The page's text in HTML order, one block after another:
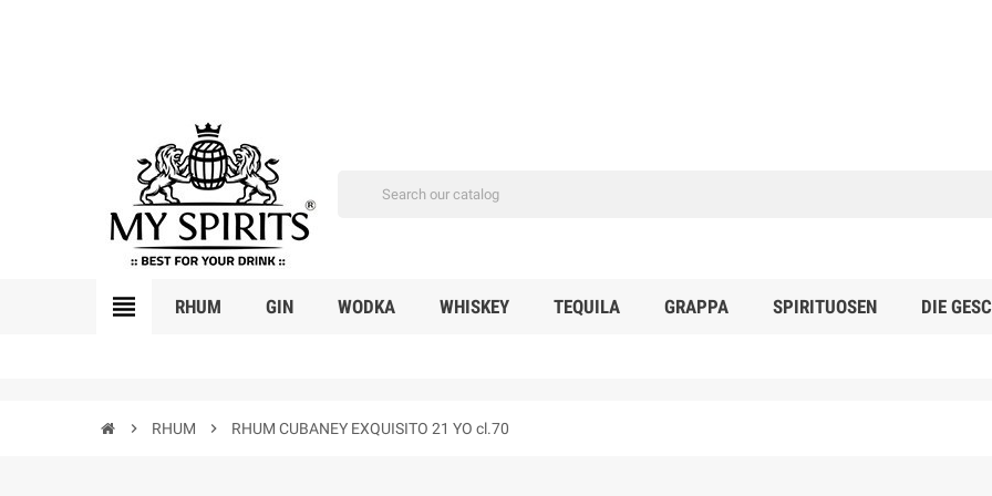
view_headline RHUM GIN WODKA WHISKEY TEQUILA GRAPPA SPIRITUOSEN DIE
chevron_right RHUM chevron_right RHUM CUBANEY EXQUISITO 21 YO cl.70